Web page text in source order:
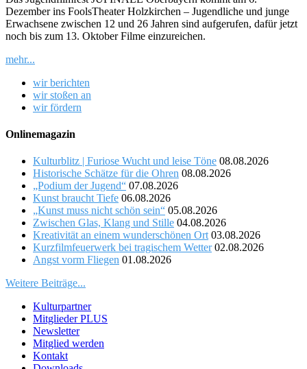
Dezember ins FoolsTheater Holzkirchen – Jugendliche und junge
Erwachsene zwischen 12 und 26 Jahren sind aufgerufen, dafür jetzt
noch bis zum 13. Oktober Filme einzureichen.
mehr...
wir berichten
wir stoßen an
wir fördern
Onlinemagazin
Kulturblitz | Furiose Wucht und leise Töne 08.08.2026
Historische Schätze für die Ohren 08.08.2026
„Podium der Jugend“ 07.08.2026
Kunst braucht Tiefe 06.08.2026
„Kunst muss nicht schön sein“ 05.08.2026
Zwischen Glas, Klang und Stille 04.08.2026
Kreativität an einem wunderschönen Ort 03.08.2026
Kurzfilmfeuerwerk bei tragischem Wetter 02.08.2026
Angst vorm Fliegen 01.08.2026
Weitere Beiträge...
Kulturpartner
Mitglieder PLUS
Newsletter
Mitglied werden
Kontakt